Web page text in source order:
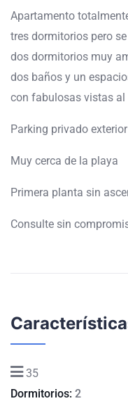
Apartamento
tres dormitorios pero
dos dormitorios muy
dos baños y un
con fabulosas vistas al
Parking privado exterior
Muy cerca de la playa
Primera planta sin
Consulte sin
35
Dormitorios: 2